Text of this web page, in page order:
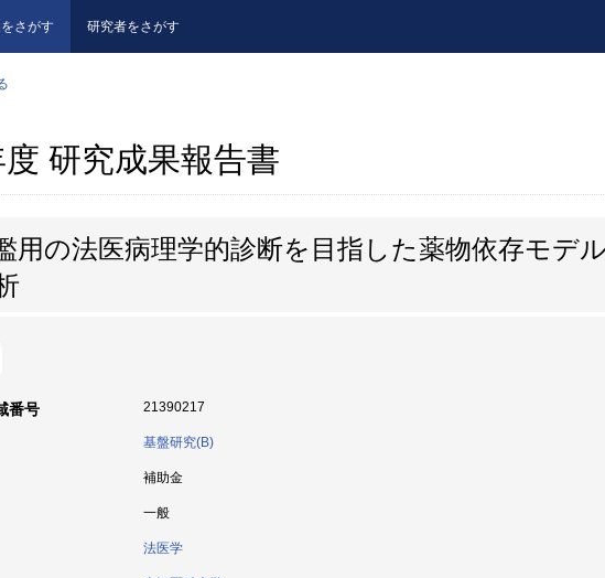
さがす 研究者をさがす
研究成果報告書
用の法医病理学的診断を目指した薬物依存モデ
番号 21390217
基盤研究(B)
補助金
一般
法医学